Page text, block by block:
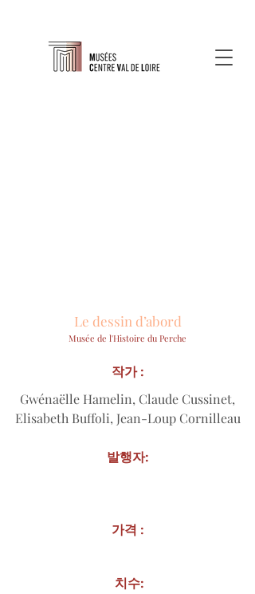
Le dessin d’abord
Musée de l'Histoire du Perche
Gwénaëlle Hamelin, Claude Cussinet,
Elisabeth Buffoli, Jean-Loup Cornilleau
작가 :
발행자:
가격 :
치수: